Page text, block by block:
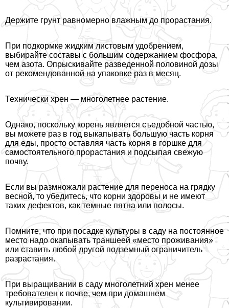
Держите грунт равномерно влажным до прорастания.
При подкормке жидким листовым удобрением,
выбирайте составы с большим содержанием фосфора,
чем азота. Опрыскивайте разведенной половиной дозы
от рекомендованной на упаковке раз в месяц.
Технически хрен — многолетнее растение.
Однако, поскольку корень является съедобной частью,
вы можете раз в год выкапывать большую часть корня
для еды, просто оставляя часть корня в горшке для
самостоятельного прорастания и подсыпая свежую
почву.
Если вы размножали растение для переноса на грядку
весной, то убедитесь, что корни здоровы и не имеют
таких дефектов, как темные пятна или полосы.
Помните, что при посадке культуры в саду на постоянное
место надо окапывать траншеей «место проживания»
или ставить любой другой подземный ограничитель
разрастания.
При выращивании в саду многолетний хрен менее
требователен к почве, чем при домашнем
культивировании.